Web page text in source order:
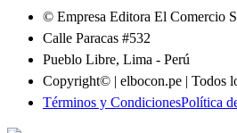
© Empresa Editora El Comercio
Calle Paracas #532
Pueblo Libre, Lima - Perú
Copyright© | elbocon.pe | Todos
Términos y CondicionesPolítica